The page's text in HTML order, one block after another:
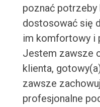
poznać potrzeby
dostosować się
im komfortowy i
Jestem zawsze
klienta,
zawsze
profesjonalne